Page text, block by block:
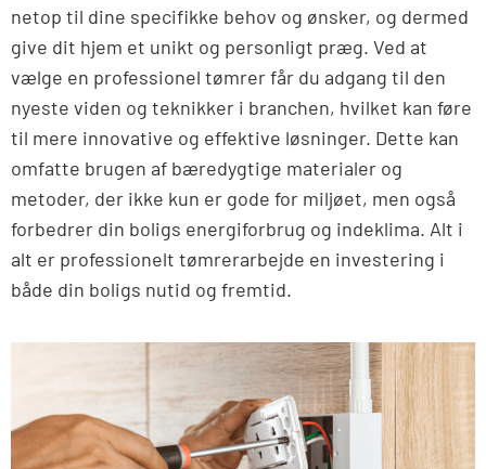
netop til dine specifikke behov og ønsker, og dermed
give dit hjem et unikt og personligt præg. Ved at
vælge en professionel tømrer får du adgang til den
nyeste viden og teknikker i branchen, hvilket kan føre
til mere innovative og effektive løsninger. Dette kan
omfatte brugen af bæredygtige materialer og
metoder, der ikke kun er gode for miljøet, men også
forbedrer din boligs energiforbrug og indeklima. Alt i
alt er professionelt tømrerarbejde en investering i
både din boligs nutid og fremtid.